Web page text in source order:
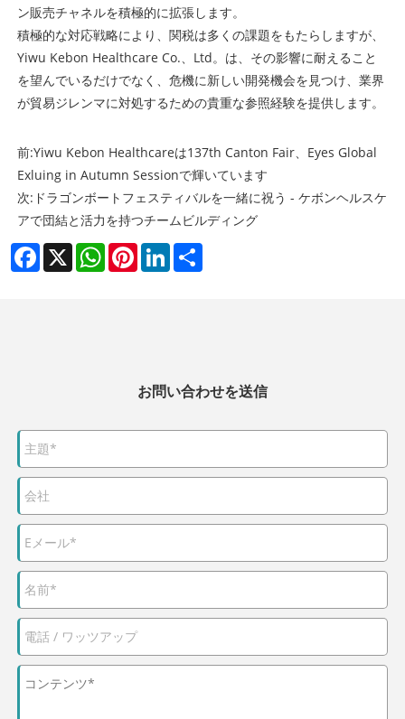
ン販売チャネルを積極的に拡張します。
積極的な対応戦略により、関税は多くの課題をもたらしますが、
Yiwu Kebon Healthcare Co.、Ltd。は、その影響に耐えること
を望んでいるだけでなく、危機に新しい開発機会を見つけ、業界
が貿易ジレンマに対処するための貴重な参照経験を提供します。
前:Yiwu Kebon Healthcareは137th Canton Fair、Eyes Global
Exluing in Autumn Sessionで輝いています
次: ドラゴンボートフェスティバルを一緒に祝う - ケボンヘルスケ
アで団結と活力を持つチームビルディング
Facebook
X WhatsAppPinterestLinkedIn
お問い合わせを送信